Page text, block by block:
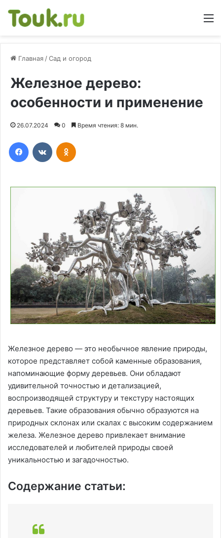
Главная /Сад и огород
Железное дерево:
особенности и применение
26.07.2024 0 Время чтения: 8 мин.
Железное дерево — это необычное явление природы,
которое представляет собой каменные образования,
напоминающие форму деревьев. Они обладают
удивительной точностью и детализацией,
воспроизводящей структуру и текстуру настоящих
деревьев. Такие образования обычно образуются на
природных склонах или скалах с высоким содержанием
железа. Железное дерево привлекает внимание
исследователей и любителей природы своей
уникальностью и загадочностью.
Содержание статьи: